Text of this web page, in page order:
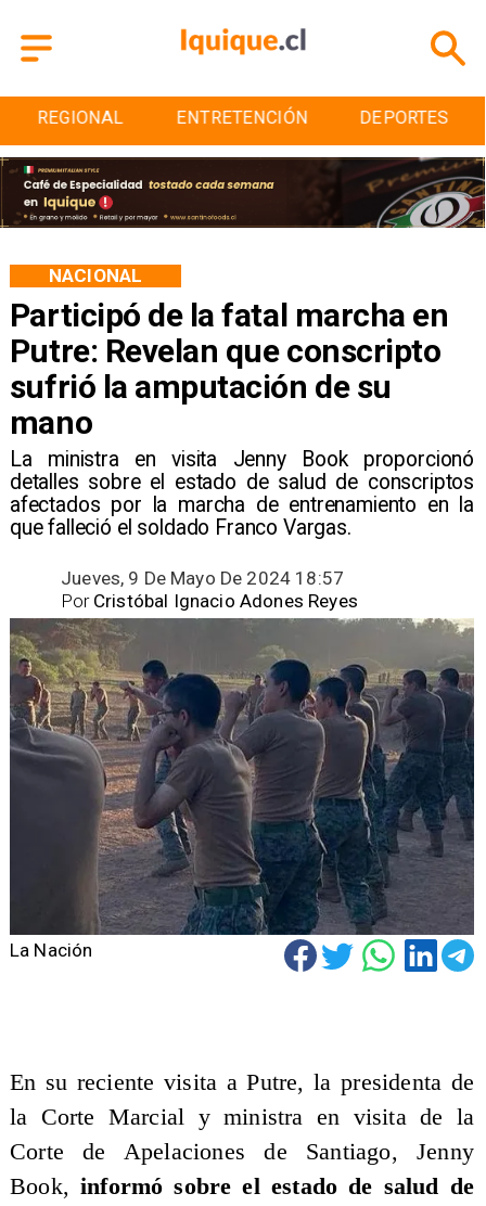
REGIONAL ENTRETENCIÓN DEPORTES
Participó de la fatal marcha en
Putre: Revelan que conscripto
sufrió la amputación de su
mano
La ministra en visita Jenny Book proporcionó
detalles sobre el estado de salud de conscriptos
afectados por la marcha de entrenamiento en la
que falleció el soldado Franco Vargas.
NACIONAL
Jueves, 9 De Mayo De 2024 18:57
Cristóbal Ignacio Adones Reyes
Por
La Nación
En su reciente visita a Putre, la presidenta de
la Corte Marcial y ministra en visita de la
Corte de Apelaciones de Santiago, Jenny
Book, informó sobre el estado de salud de